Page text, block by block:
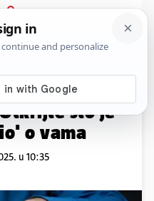
PRIJAVA
Komentari
što je
o vama
u 10:35